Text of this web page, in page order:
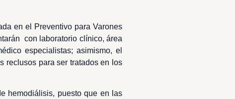
en el Preventivo para Varones
con laboratorio clínico, área
especialistas; asimismo, el
reclusos para ser tratados en los
hemodiálisis, puesto que en las